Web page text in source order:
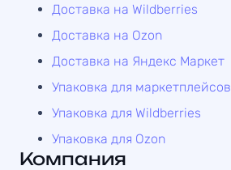
Доставка на Wildberries
Доставка на Ozon
Доставка на Яндекс Маркет
Упаковка для маркетплейсов
Упаковка для Wildberries
Упаковка для Ozon
Компания